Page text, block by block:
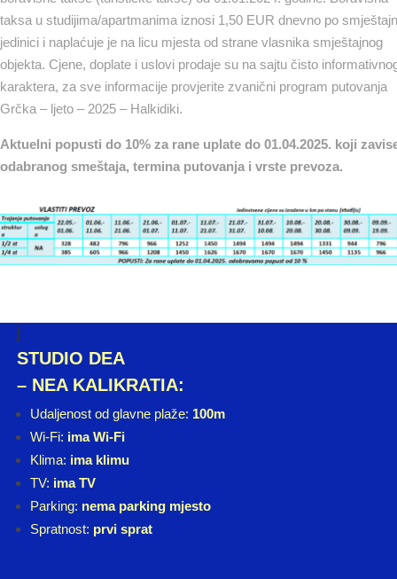
taksa u studijima/apartmanima iznosi 1,50 EUR dnevno po
jedinici i naplaćuje je na licu mjesta od strane vlasnika smještajnog
objekta. Cjene, doplate i uslovi prodaje su na sajtu čisto
karaktera, za sve informacije provjerite zvanični program putovanja
Grčka – ljeto – 2025 – Halkidiki.
Aktuelni popusti do 10% za rane uplate do 01.04.2025. koji
odabranog smeštaja, termina putovanja i vrste prevoza.
j
STUDIO DEA
– NEA KALIKRATIA:
Udaljenost od glavne plaže: 100m
Wi-Fi: ima Wi-Fi
Klima: ima klimu
TV: ima TV
Parking: nema parking mjesto
Spratnost: prvi sprat